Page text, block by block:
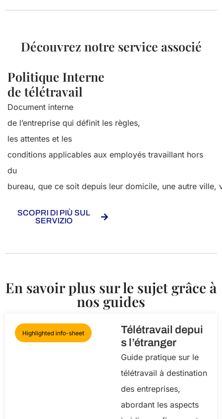
Découvrez notre service associé
Politique Interne
de télétravail
Document interne
de l’entreprise qui définit les règles,
les attentes et les
conditions applicables aux employés travaillant hors
du
bureau, que ce soit depuis leur domicile, une autre ville,
SCOPRI DI PIÙ SUL
SERVIZIO
En savoir plus sur le sujet grâce à
nos guides
Highlighted info-sheet
Télétravail depui
s l’étranger
Guide pratique sur le
télétravail à destination
des entreprises,
abordant les aspects